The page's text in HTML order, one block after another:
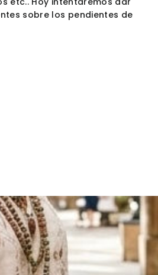
sobre los pendientes de